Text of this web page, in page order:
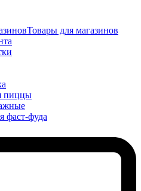
Товары для магазинов
пиццы
фаст-фуда